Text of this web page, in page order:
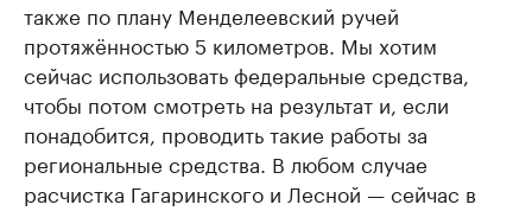
также по плану Менделеевский ручей
протяжённостью 5 километров. Мы хотим
сейчас использовать федеральные средства,
чтобы потом смотреть на результат и, если
понадобится, проводить такие работы за
региональные средства. В любом случае
расчистка Гагаринского и Лесной — сейчас в